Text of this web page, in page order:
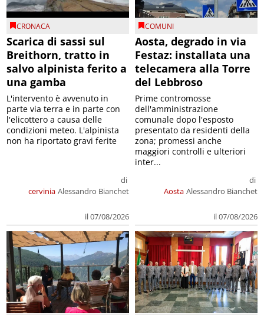
CRONACA
Scarica di sassi sul
Breithorn, tratto in
salvo alpinista ferito a
una gamba
cervinia
di
Alessandro Bianchet
il 07/08/2026
L'intervento è avvenuto in
parte via terra e in parte con
l'elicottero a causa delle
condizioni meteo. L'alpinista
non ha riportato gravi ferite
COMUNI
Aosta, degrado in via
Festaz: installata una
telecamera alla Torre
del Lebbroso
Aosta
di
Alessandro Bianchet
il 07/08/2026
Prime contromosse
dell'amministrazione
comunale dopo l'esposto
presentato da residenti della
zona; promessi anche
maggiori controlli e ulteriori
inter...